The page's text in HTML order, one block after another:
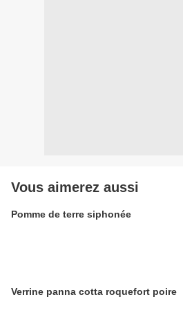
Vous aimerez aussi
Pomme de terre siphonée
Verrine panna cotta roquefort poire